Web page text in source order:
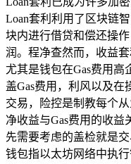
Loan套利利用了区块链
块内进行借贷和偿还操
润。程净查然而，收益
尤其是钱包在Gas费用高
盖Gas费用，利风以及在
交易，险控是制教每个
净收益与Gas费用的收益
先需要考虑的盖检就是
钱包指以太坊网络中执